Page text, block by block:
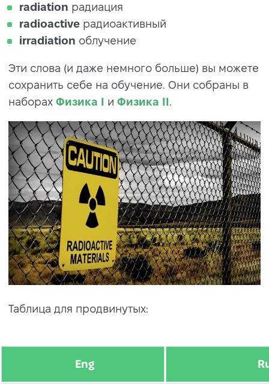
radiation радиация
radioactive радиоактивный
irradiation облучение
Эти слова (и даже немного больше) вы можете
сохранить себе на обучение. Они собраны в
наборах Физика I и Физика II.
Таблица для продвинутых:
Eng